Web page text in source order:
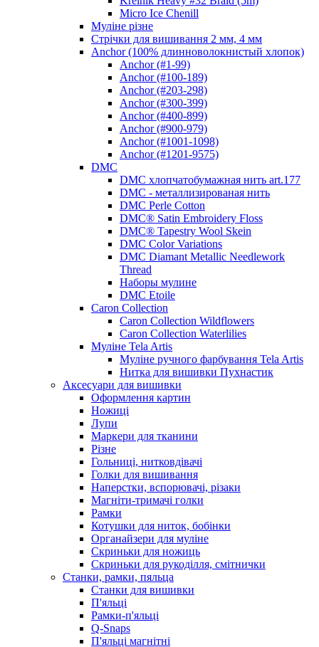
Micro Ice Chenill
Муліне різне
Стрічки для вишивання 2 мм, 4 мм
Anchor (100% длинноволокнистый хлопок)
Anchor (#1-99)
Anchor (#100-189)
Anchor (#203-298)
Anchor (#300-399)
Anchor (#400-899)
Anchor (#900-979)
Anchor (#1001-1098)
Anchor (#1201-9575)
DMC
DMC хлопчатобумажная нить art.177
DMC - металлизированая нить
DMC Perle Cotton
DMC® Satin Embroidery Floss
DMC® Tapestry Wool Skein
DMC Color Variations
DMC Diamant Metallic Needlework
Thread
Наборы мулине
DMC Etoile
Caron Collection
Caron Collection Wildflowers
Caron Collection Waterlilies
Муліне Tela Artis
Муліне ручного фарбування Tela Artis
Нитка для вишивки Пухнастик
Аксесуари для вишивки
Оформлення картин
Ножиці
Лупи
Маркери для тканини
Різне
Гольниці, нитковдівачі
Голки для вишивання
Наперстки, вспорювачі, різаки
Магніти-тримачі голки
Рамки
Котушки для ниток, бобінки
Органайзери для муліне
Скриньки для ножиць
Скриньки для рукоділля, смітнички
Станки, рамки, пяльца
Станки для вишивки
П'яльці
Рамки-п'яльці
Q-Snaps
П'яльці магнітні